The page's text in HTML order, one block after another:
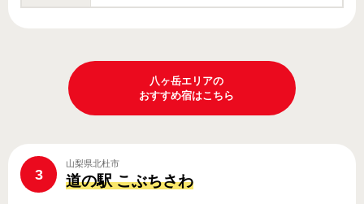
八ヶ岳エリアの
おすすめ宿はこちら
3
山梨県北杜市
道の駅 こぶちさわ